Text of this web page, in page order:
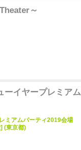
～
ーイヤープレミアム
ミアムパーティ2019会場
(東京都)